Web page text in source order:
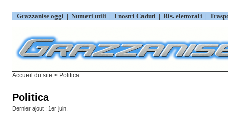
| Grazzanise oggi | Numeri utili | I nostri Caduti | Ris. elettorali |
Accueil du site > Politica
Politica
Dernier ajout : 1er juin.